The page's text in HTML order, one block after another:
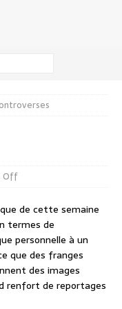
Off
de cette semaine
termes de
personnelle à un
que des franges
des images
renfort de reportages